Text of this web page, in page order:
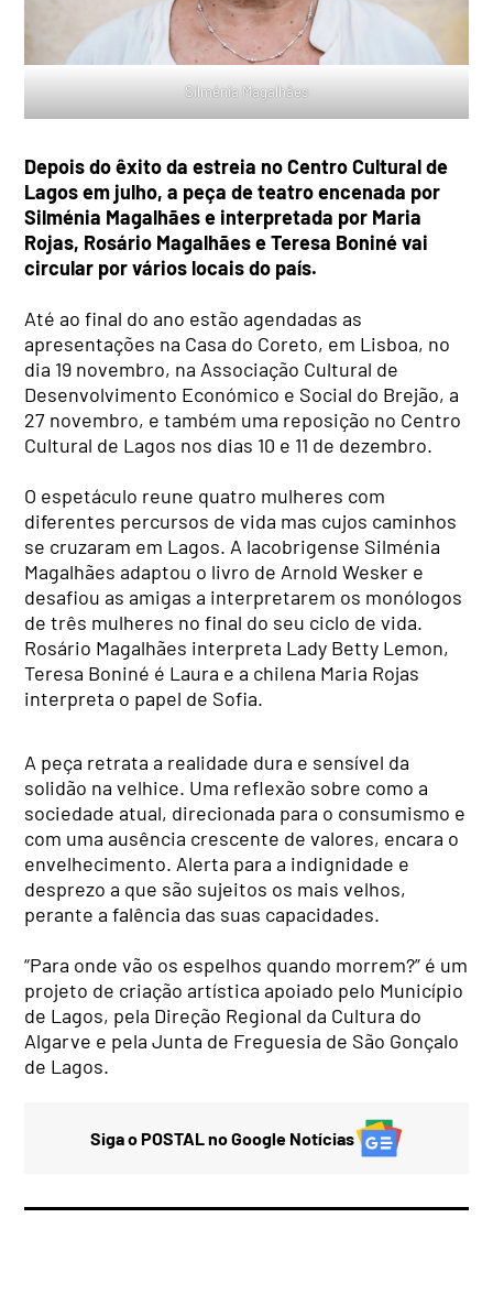
Silménia Magalhães
Depois do êxito da estreia no Centro Cultural de
Lagos em julho, a peça de teatro encenada por
Silménia Magalhães e interpretada por Maria
Rojas, Rosário Magalhães e Teresa Boniné vai
circular por vários locais do país.
Até ao final do ano estão agendadas as
apresentações na Casa do Coreto, em Lisboa, no
dia 19 novembro, na Associação Cultural de
Desenvolvimento Económico e Social do Brejão, a
27 novembro, e também uma reposição no Centro
Cultural de Lagos nos dias 10 e 11 de dezembro.
O espetáculo reune quatro mulheres com
diferentes percursos de vida mas cujos caminhos
se cruzaram em Lagos. A lacobrigense Silménia
Magalhães adaptou o livro de Arnold Wesker e
desafiou as amigas a interpretarem os monólogos
de três mulheres no final do seu ciclo de vida.
Rosário Magalhães interpreta Lady Betty Lemon,
Teresa Boniné é Laura e a chilena Maria Rojas
interpreta o papel de Sofia.
A peça retrata a realidade dura e sensível da
solidão na velhice. Uma reflexão sobre como a
sociedade atual, direcionada para o consumismo e
com uma ausência crescente de valores, encara o
envelhecimento. Alerta para a indignidade e
desprezo a que são sujeitos os mais velhos,
perante a falência das suas capacidades.
“Para onde vão os espelhos quando morrem?” é um
projeto de criação artística apoiado pelo Município
de Lagos, pela Direção Regional da Cultura do
Algarve e pela Junta de Freguesia de São Gonçalo
de Lagos.
Siga o POSTAL no Google Notícias